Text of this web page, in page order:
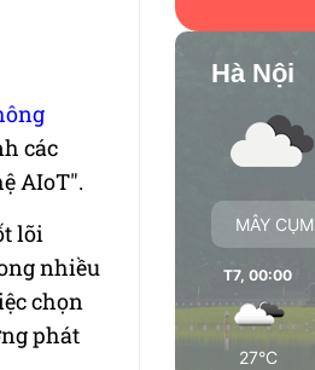
các
AIoT".
lõi
nhiều
chọn
phát
Hà Nội
MÂY CỤM
T7, 00:00
27°C